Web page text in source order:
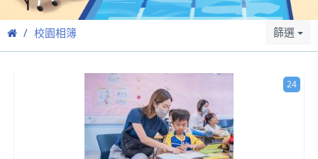
校園相簿 篩選
24